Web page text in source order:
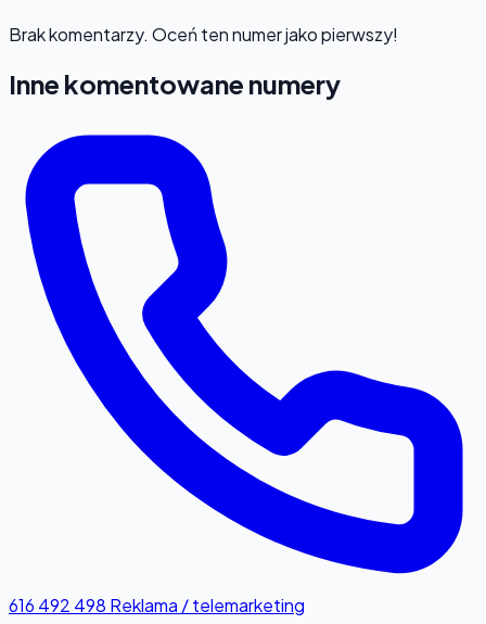
Brak komentarzy. Oceń ten numer jako pierwszy!
Inne komentowane numery
616 492 498 Reklama / telemarketing